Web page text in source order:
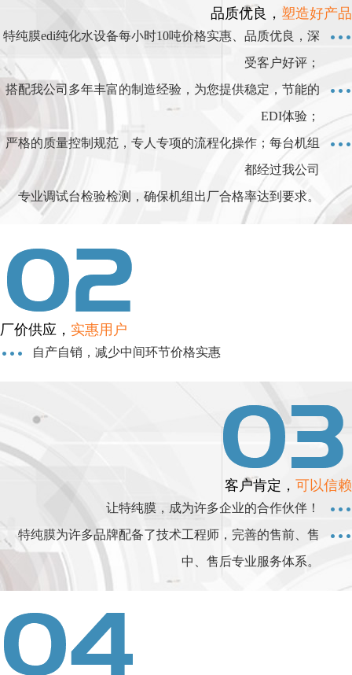
品质优良， 塑造好产品
特纯膜edi纯化水设备每小时10吨价格实惠、品质优良，深
受客户好评；
搭配我公司多年丰富的制造经验，为您提供稳定，节能的
EDI体验；
严格的质量控制规范，专人专项的流程化操作；每台机组
都经过我公司
专业调试台检验检测，确保机组出厂合格率达到要求。
厂价供应， 实惠用户
自产自销，减少中间环节价格实惠
客户肯定， 可以信赖
让特纯膜，成为许多企业的合作伙伴！
特纯膜为许多品牌配备了技术工程师，完善的售前、售
中、售后专业服务体系。